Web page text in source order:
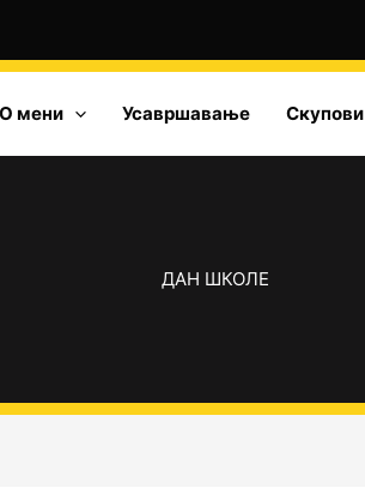
О мени Усавршавање Скупови
ДАН ШКОЛЕ